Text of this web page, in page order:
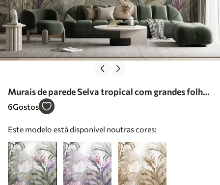
Murais de parede Selva tropical com grandes folhas
verdes e flores de protea cor-de-rosa com fundo
6Gostos
Este modelo está disponível noutras cores: